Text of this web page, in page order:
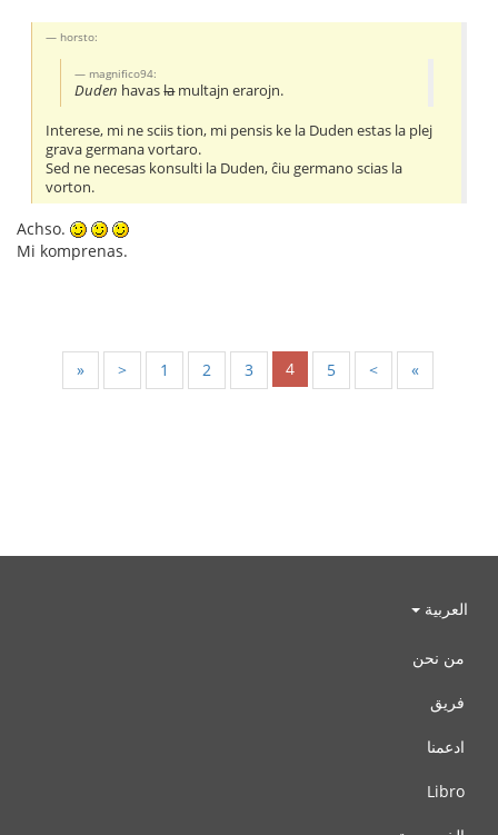
horsto:
magnifico94:
Duden havaslamultajn erarojn.
Interese, mi ne sciis tion, mi pensis ke la Duden estas la plej
grava germana vortaro.
Sed ne necesas konsulti la Duden, ĉiu germano scias la
vorton.
Achso.
Mi komprenas.
« < 1 2 3 4 5 > »
العربية
من نحن
فريق
ادعمنا
Libro